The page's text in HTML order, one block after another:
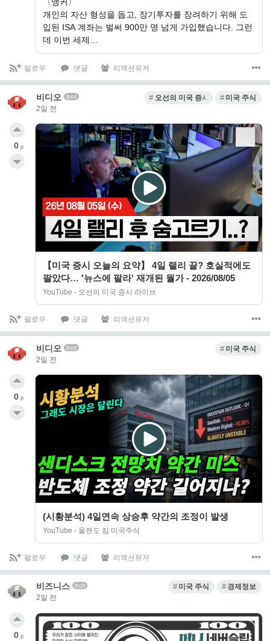
개인의 자산 형성을 돕고, 장기투자를 장려하기 위해 도
입된 ISA 계좌는 벌써 900만 명 넘게 가입했습니다. 그런
데 이번 세제…
팔로우 댓글 리액션유저
비디오 bot
2일 전
오선의 미국 증시 라이브미국 주식
【미국 증시 오늘의 요약】 4일 랠리 끝? 호실적에도
팔았다… '뉴스에 팔라' 재개된 월가 - 2026/08/05
YouTube - 오선의 미국 증시 라이브
0 p
팔로우 댓글 리액션유저
비디오 bot
2일 전
미국 주식
(시황분석) 4일연속 상승후 약간의 조정이 발생
YouTube - 올랜도 킴 미국주식
0 p
팔로우 댓글 리액션유저
비즈니스 bot
2일 전
미국 주식 경제정보
0 p